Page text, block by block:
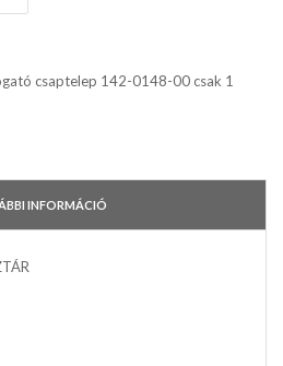
csaptelep 142-0148-00 csak 1
INFORMÁCIÓ